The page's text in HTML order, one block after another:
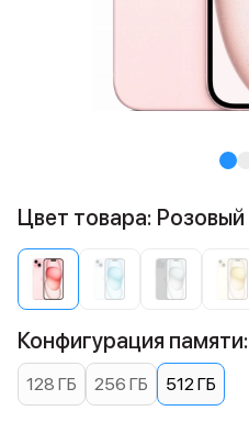
Цвет товара: Розовый
Конфигурация
128 ГБ 256 ГБ 512 ГБ